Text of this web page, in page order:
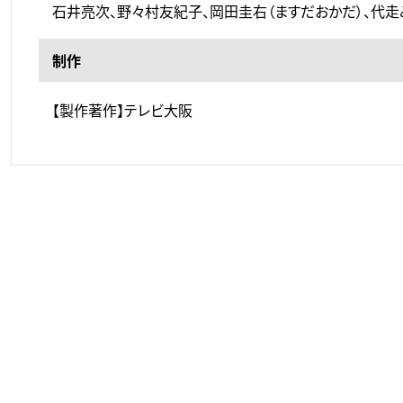
石井亮次、野々村友紀子、岡田圭右（ますだおかだ）、代
制作
【製作著作】テレビ大阪